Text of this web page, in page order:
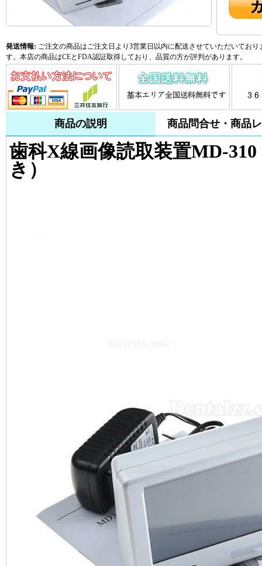
発送情報: ご注文の商品はご注文日より3営業日以内に配送させていただいてお
す。本店の商品はCEとFDA認証取得しており、品質の方が評判があります。
商品の説明 商品問合せ・商品
歯科X線画像読取装置MD-
き）